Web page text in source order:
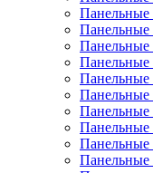
Панельные
Панельные
Панельные